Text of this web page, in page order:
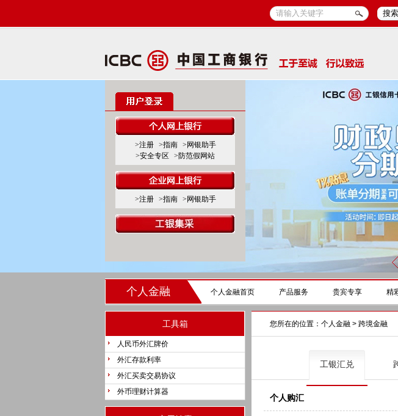
搜索
>注册 >指南
>网银助手
>安全专区
>防范假网站
>注册 >指南 >网银助手
个人金融 个人金融首页 产品服务 贵宾专享 精
工具箱
人民币外汇牌价
外汇存款利率
外汇买卖交易协议
外币理财计算器
您所在的位置： 个人金融 > 跨境金融
工银汇兑
个人购汇